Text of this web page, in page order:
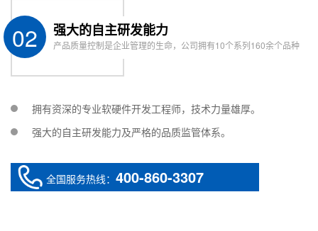
02 强大的自主研发能力
产品质量控制是企业管理的生命，公司拥有10个系列160余个品种
拥有资深的专业软硬件开发工程师，技术力量雄厚。
强大的自主研发能力及严格的品质监管体系。
全国服务热线： 400-860-3307